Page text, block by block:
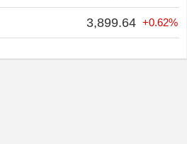
3,899.64 +0.62%